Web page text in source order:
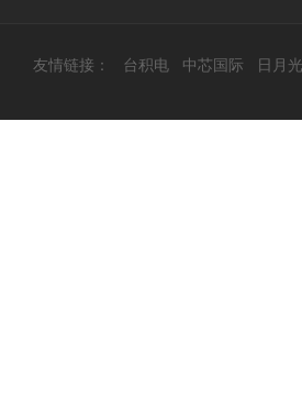
友情链接： 台积电 中芯国际 日月光